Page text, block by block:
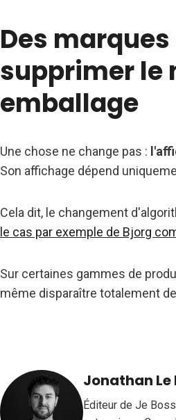
Des
supprimer le
emballage
Une chose ne change pas :
Son affichage dépend
Cela dit, le changement
le cas par exemple de Bjorg
Sur certaines gammes de
même disparaître totalement
Jonathan Le
Éditeur de Je